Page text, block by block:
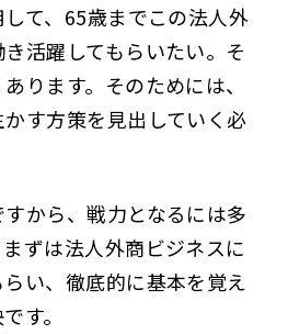
て、65歳までこの法人外
活躍してもらいたい。そ
ります。そのためには、
す方策を見出していく必
から、戦力となるには多
ずは法人外商ビジネスに
い、徹底的に基本を覚え
す。